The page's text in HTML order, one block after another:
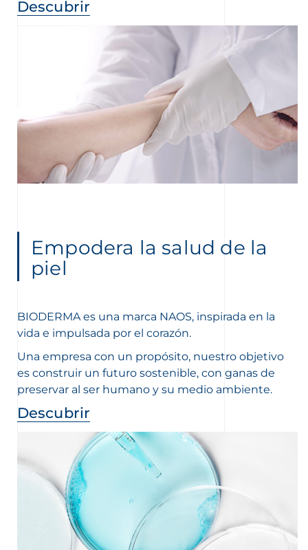
Descubrir
Empodera la salud de la
piel
BIODERMA es una marca NAOS, inspirada en la
vida e impulsada por el corazón.
Una empresa con un propósito, nuestro objetivo
es construir un futuro sostenible, con ganas de
preservar al ser humano y su medio ambiente.
Descubrir